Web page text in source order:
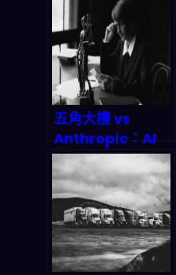
五角大樓 vs
Anthropic：AI
軍事化爭奪戰引發
千億美元訴訟風暴